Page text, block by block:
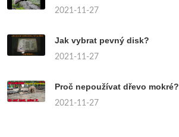
2021-11-27
Jak vybrat pevný disk?
2021-11-27
Proč nepoužívat dřevo mokré?
2021-11-27